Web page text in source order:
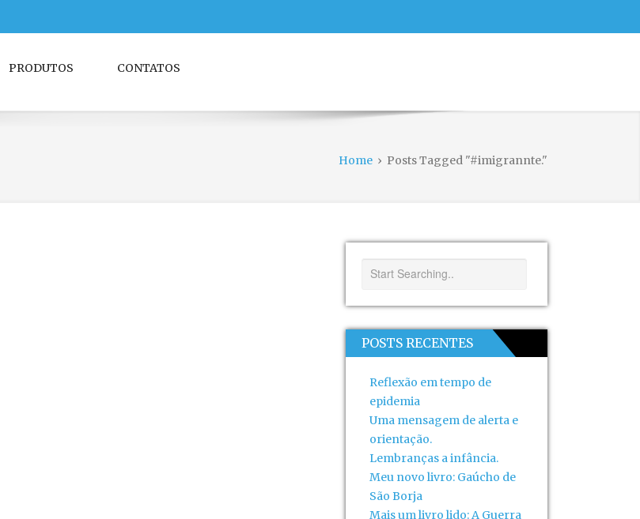
PRODUTOS CONTATOS
Home › Posts Tagged "#imigrannte."
POSTS RECENTES
Reflexão em tempo de
epidemia
Uma mensagem de alerta e
orientação.
Lembranças a infância.
Meu novo livro: Gaúcho de
São Borja
Mais um livro lido: A Guerra